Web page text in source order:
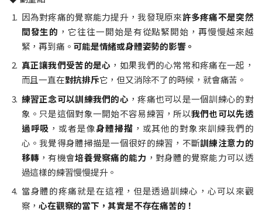
因為對疼痛的覺察能力提升，我發現原來許多疼痛不是突然
間發生的 ，它往往一開始是有從點緊開始，再慢慢越來越
緊，再到痛。 可能是情緒或身體姿勢的影響。
真正讓我們受苦的是心 ，如果我們的心常常和疼痛在一起，
而且一直在對抗排斥它，但又消除不了的時候，就會痛苦。
練習正念可以訓練我們的心 ，疼痛也可以是一個訓練心的對
象。只是這個對象一開始不容易練習，所以我們也可以先透
過呼吸 ，或者是像身體掃描 ，或其他的對象來訓練我們的
心。我覺得身體掃描是一個很好的練習，不斷訓練注意力的
移轉 ，有機會培養覺察痛的能力 ，對身體的覺察能力可以透
過這樣的練習慢慢提升。
當身體的疼痛就是在這裡，但是透過訓練心，心可以來觀
察，心在觀察的當下，其實是不存在痛苦的！